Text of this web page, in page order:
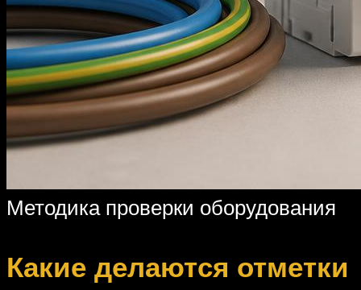
Методика проверки оборудования
Какие делаются отметки